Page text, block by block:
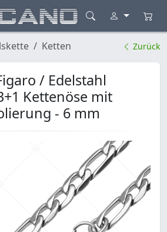
Ketten Zurück
/ Edelstahl
Kettenöse mit
- 6 mm